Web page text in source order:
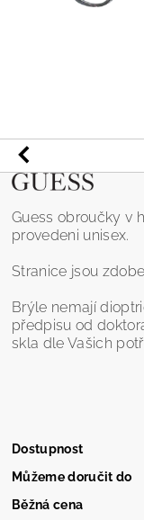
Guess obroučky v
provedeni unisex.
Stranice jsou
Brýle nemají
předpisu od
skla dle Vašich
Dostupnost
Můžeme doručit do
Běžná cena